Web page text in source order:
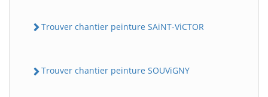
Trouver chantier peinture SAiNT-ViCTOR
Trouver chantier peinture SOUViGNY